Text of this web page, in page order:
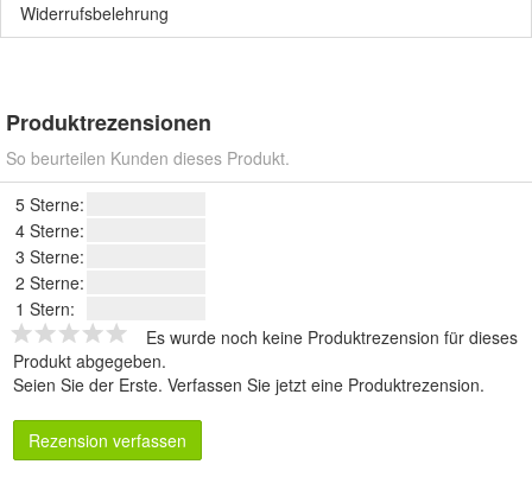
Widerrufsbelehrung
Produktrezensionen
So beurteilen Kunden dieses Produkt.
5 Sterne:
4 Sterne:
3 Sterne:
2 Sterne:
1 Stern:
Es wurde noch keine Produktrezension für dieses
Produkt abgegeben.
Seien Sie der Erste. Verfassen Sie jetzt eine Produktrezension.
Rezension verfassen